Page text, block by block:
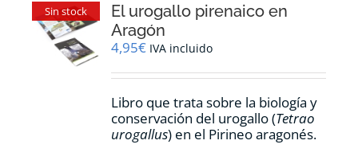
Sin stock
El urogallo pirenaico en
Aragón
4,95€ IVA incluido
Libro que trata sobre la biología y
conservación del urogallo (Tetrao
urogallus) en el Pirineo aragonés.